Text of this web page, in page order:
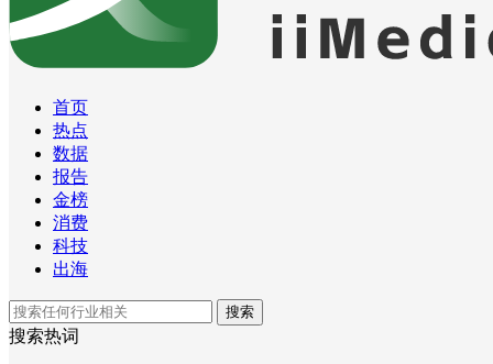
首页
热点
数据
报告
金榜
消费
科技
出海
搜索
搜索热词